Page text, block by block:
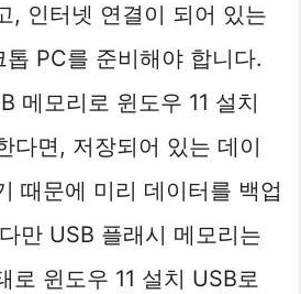
, 인터넷 연결이 되어 있는
PC를 준비해야 합니다.
메모리로 윈도우 11 설치
다면, 저장되어 있는 데이
때문에 미리 데이터를 백업
만 USB 플래시 메모리는
로 윈도우 11 설치 USB로